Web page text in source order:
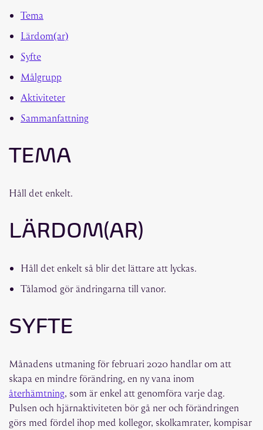
Tema
Lärdom(ar)
Syfte
Målgrupp
Aktiviteter
Sammanfattning
TEMA
Håll det enkelt.
LÄRDOM(AR)
Håll det enkelt så blir det lättare att lyckas.
Tålamod gör ändringarna till vanor.
SYFTE
Månadens utmaning för februari 2020 handlar om att
skapa en mindre förändring, en ny vana inom
återhämtning, som är enkel att genomföra varje dag.
Pulsen och hjärnaktiviteten bör gå ner och förändringen
görs med fördel ihop med kollegor, skolkamrater, kompisar